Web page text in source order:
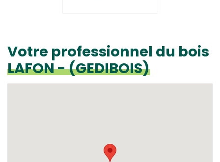
Votre professionnel du bois
LAFON - (GEDIBOIS)